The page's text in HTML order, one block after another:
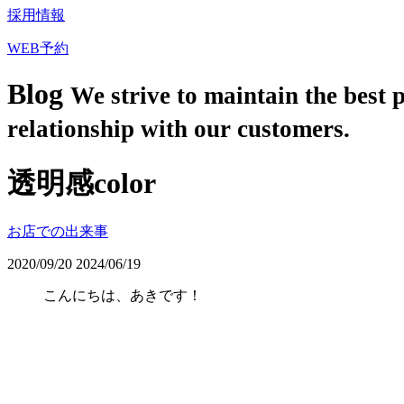
採用情報
WEB予約
Blog We strive to maintain the best
relationship with our customers.
透明感color
お店での出来事
2020/09/20 2024/06/19
こんにちは、あきです！